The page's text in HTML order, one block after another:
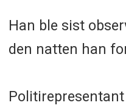
Han ble sist
den natten han